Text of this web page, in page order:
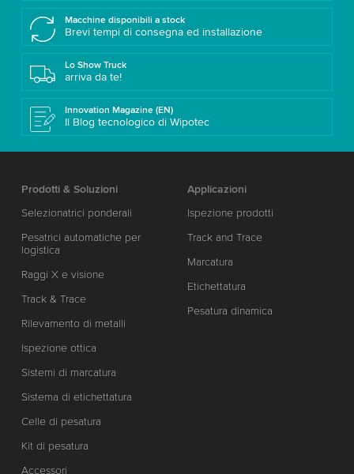
Macchine disponibili a stock
Brevi tempi di consegna ed installazione
Lo Show Truck
arriva da te!
Innovation Magazine (EN)
Il Blog tecnologico di Wipotec
Prodotti & Soluzioni
Selezionatrici ponderali
Pesatrici automatiche per
logistica
Raggi X e visione
Track & Trace
Rilevamento di metalli
Ispezione ottica
Sistemi di marcatura
Sistema di etichettatura
Celle di pesatura
Kit di pesatura
Accessori
Applicazioni
Ispezione prodotti
Track and Trace
Marcatura
Etichettatura
Pesatura dinamica